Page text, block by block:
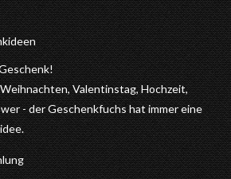
Valentinstag, Hochzeit,
- der Geschenkfuchs hat immer eine